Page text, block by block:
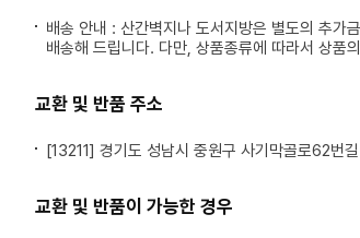
배송 안내 : 산간벽지나 도서지방은 별도의 추가
배송해 드립니다. 다만, 상품종류에 따라서 상품
교환 및 반품 주소
[13211] 경기도 성남시 중원구 사기막골로62번
교환 및 반품이 가능한 경우